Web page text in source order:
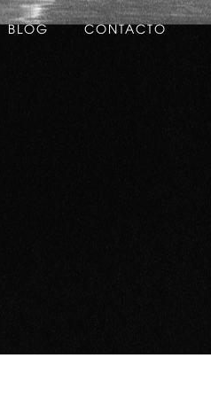
BLOG CONTACTO